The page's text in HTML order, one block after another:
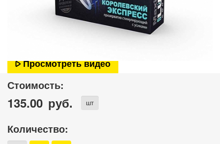
Просмотреть видео
Стоимость:
135.00 руб. шт
Количество: